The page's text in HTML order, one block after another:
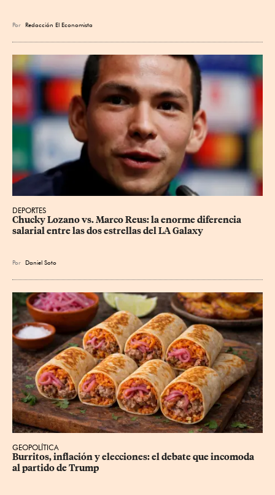
Por Redacción El Economista
DEPORTES
Chucky Lozano vs. Marco Reus: la enorme diferencia
salarial entre las dos estrellas del LA Galaxy
Por Daniel Soto
GEOPOLÍTICA
Burritos, inflación y elecciones: el debate que incomoda
al partido de Trump